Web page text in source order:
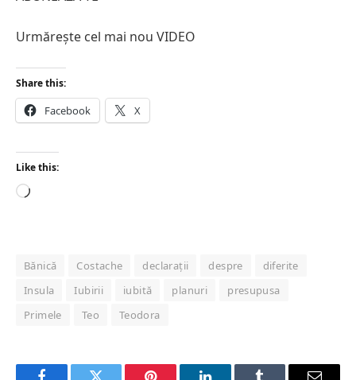
Urmărește cel mai nou VIDEO
Share this:
Facebook X
Like this:
Loading…
Bănică Costache declarații despre
diferite
Insula
Iubirii iubită planuri
presupusa
Primele
Teo Teodora